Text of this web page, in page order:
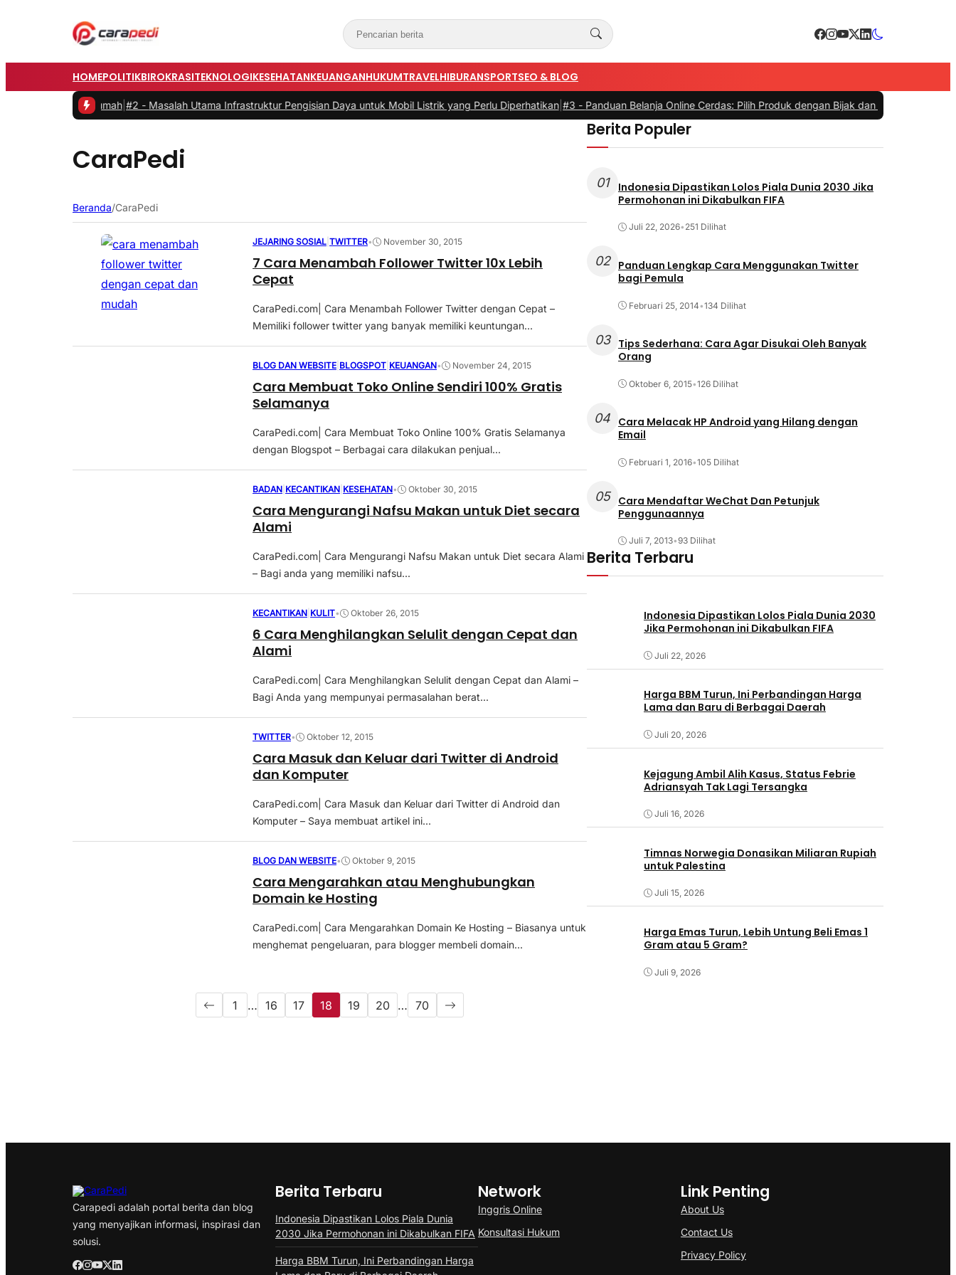
HOMEPOLITIKBIROKRASITEKNOLOGIKESEHATANKEUANGANHUKUMTRAVELHIBURANSPORTSEO & BLOG
dari Rumah | #2 -Masalah Utama Infrastruktur Pengisian Daya untuk Mobil Listrik yang Perlu Diperhatikan|#3 -Panduan Belanja Online Cerdas: Pilih Produk dengan Bijak dan Hindari Penipuan
CaraPedi
Beranda/CaraPedi
JEJARING SOSIAL |TWITTER• November 30, 2015
7 Cara Menambah Follower Twitter 10x Lebih
Cepat
CaraPedi.com| Cara Menambah Follower Twitter dengan Cepat –
Memiliki follower twitter yang banyak memiliki keuntungan...
BLOG DAN WEBSITE BLOGSPOT KEUANGAN• November 24, 2015
Cara Membuat Toko Online Sendiri 100% Gratis
Selamanya
CaraPedi.com| Cara Membuat Toko Online 100% Gratis Selamanya
dengan Blogspot – Berbagai cara dilakukan penjual...
BADAN KECANTIKAN KESEHATAN• Oktober 30, 2015
Cara Mengurangi Nafsu Makan untuk Diet secara
Alami
CaraPedi.com| Cara Mengurangi Nafsu Makan untuk Diet secara Alami
– Bagi anda yang memiliki nafsu...
KECANTIKAN KULIT• Oktober 26, 2015
6 Cara Menghilangkan Selulit dengan Cepat dan
Alami
CaraPedi.com| Cara Menghilangkan Selulit dengan Cepat dan Alami –
Bagi Anda yang mempunyai permasalahan berat...
TWITTER• Oktober 12, 2015
Cara Masuk dan Keluar dari Twitter di Android
dan Komputer
CaraPedi.com| Cara Masuk dan Keluar dari Twitter di Android dan
Komputer – Saya membuat artikel ini...
BLOG DAN WEBSITE• Oktober 9, 2015
Cara Mengarahkan atau Menghubungkan
Domain ke Hosting
CaraPedi.com| Cara Mengarahkan Domain Ke Hosting – Biasanya untuk
menghemat pengeluaran, para blogger membeli domain...
1 … 16 17 18 19 20 … 70
Berita Populer
01
Indonesia Dipastikan Lolos Piala Dunia 2030 Jika
Permohonan ini Dikabulkan FIFA
Juli 22, 2026• 251 Dilihat
02
Panduan Lengkap Cara Menggunakan Twitter
bagi Pemula
Februari 25, 2014•134 Dilihat
03
Tips Sederhana: Cara Agar Disukai Oleh Banyak
Orang
Oktober 6, 2015•126 Dilihat
04 Cara Melacak HP Android yang Hilang dengan
Email
Februari 1, 2016•105 Dilihat
05
Cara Mendaftar WeChat Dan Petunjuk
Penggunaannya
Juli 7, 2013•93 Dilihat
Berita Terbaru
Indonesia Dipastikan Lolos Piala Dunia 2030
Jika Permohonan ini Dikabulkan FIFA
Juli 22, 2026
Harga BBM Turun, Ini Perbandingan Harga
Lama dan Baru di Berbagai Daerah
Juli 20, 2026
Kejagung Ambil Alih Kasus, Status Febrie
Adriansyah Tak Lagi Tersangka
Juli 16, 2026
Timnas Norwegia Donasikan Miliaran Rupiah
untuk Palestina
Juli 15, 2026
Harga Emas Turun, Lebih Untung Beli Emas 1
Gram atau 5 Gram?
Juli 9, 2026
Carapedi adalah portal berita dan blog
yang menyajikan informasi, inspirasi dan
solusi.
Berita Terbaru
Indonesia Dipastikan Lolos Piala Dunia
2030 Jika Permohonan ini Dikabulkan FIFA
Harga BBM Turun, Ini Perbandingan Harga
Network
Inggris Online
Konsultasi Hukum
Link Penting
About Us
Contact Us
Privacy Policy